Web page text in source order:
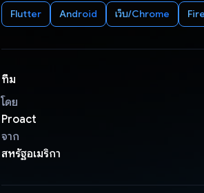
Flutter Android เว็บ/Chrome
ทีม
โดย
Proact
จาก
สหรัฐอเมริกา